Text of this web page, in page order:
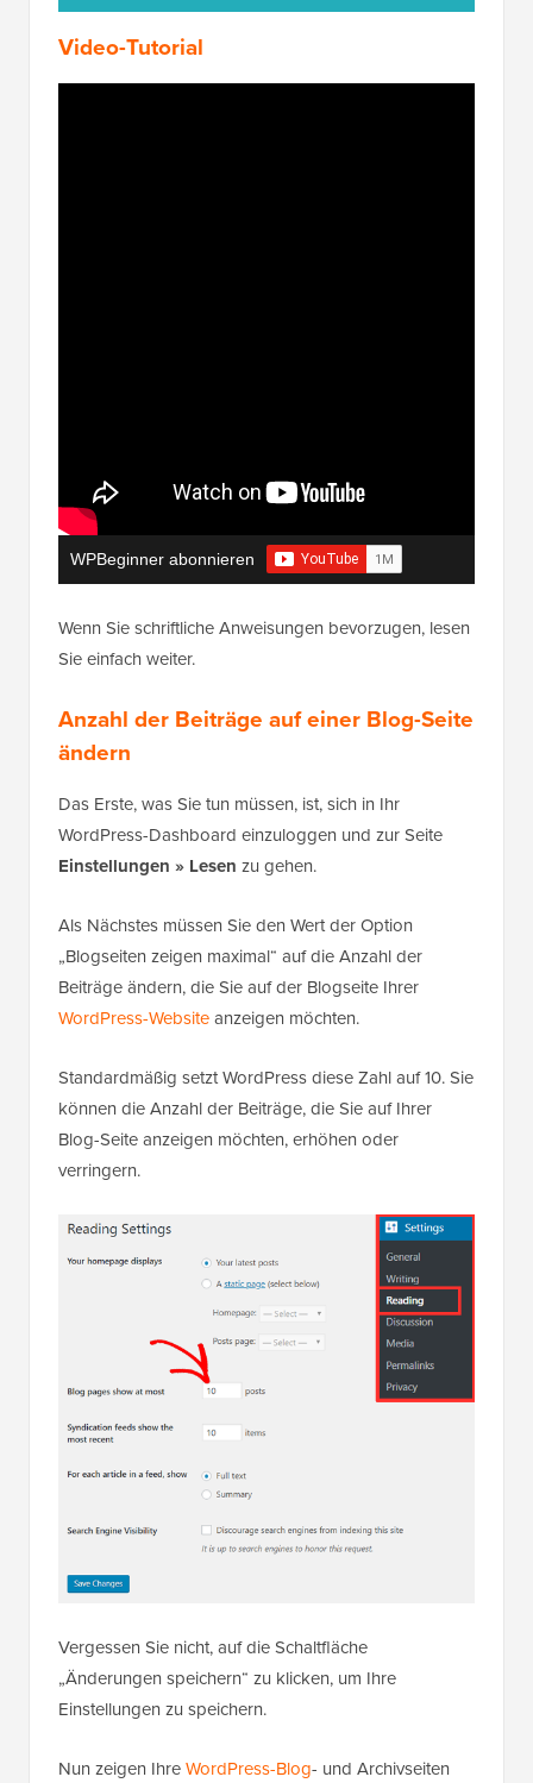
Video-Tutorial
WPBeginner abonnieren
Wenn Sie schriftliche Anweisungen bevorzugen, lesen
Sie einfach weiter.
Anzahl der Beiträge auf einer Blog-Seite
ändern
Das Erste, was Sie tun müssen, ist, sich in Ihr
WordPress-Dashboard einzuloggen und zur Seite
Einstellungen » Lesen zu gehen.
Als Nächstes müssen Sie den Wert der Option
„Blogseiten zeigen maximal“ auf die Anzahl der
Beiträge ändern, die Sie auf der Blogseite Ihrer
WordPress-Websiteanzeigen möchten.
Standardmäßig setzt WordPress diese Zahl auf 10. Sie
können die Anzahl der Beiträge, die Sie auf Ihrer
Blog-Seite anzeigen möchten, erhöhen oder
verringern.
Vergessen Sie nicht, auf die Schaltfläche
„Änderungen speichern“ zu klicken, um Ihre
Einstellungen zu speichern.
Nun zeigen IhreWordPress-Blog- und Archivseiten